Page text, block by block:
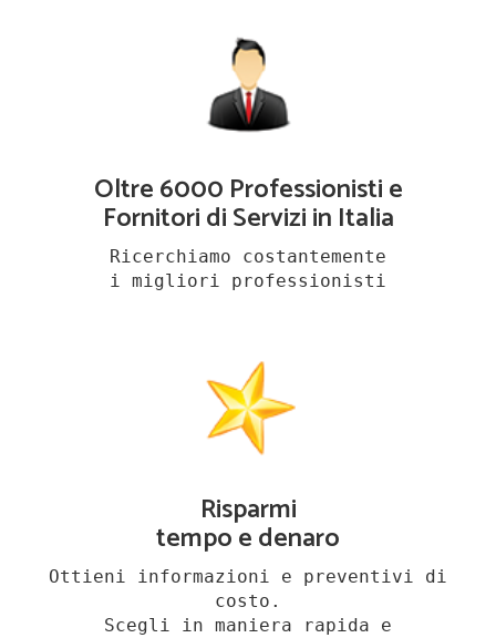
Oltre 6000 Professionisti e
Fornitori di Servizi in Italia
Ricerchiamo costantemente
i migliori professionisti
Risparmi
tempo e denaro
Ottieni informazioni e preventivi di
costo.
Scegli in maniera rapida e